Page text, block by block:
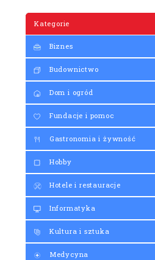
Kategorie
Biznes
Budownictwo
Dom i ogród
Fundacje i pomoc
Gastronomia i żywność
Hobby
Hotele i restauracje
Informatyka
Kultura i sztuka
Medycyna